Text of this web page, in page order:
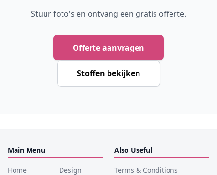
Stuur foto's en ontvang een gratis offerte.
Offerte aanvragen
Stoffen bekijken
Main Menu
Home
Design
Also Useful
Terms & Conditions